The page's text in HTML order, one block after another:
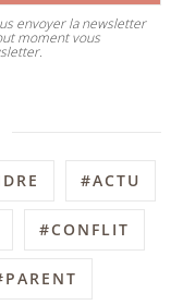
envoyer la newsletter
moment vous
#ACTU
#CONFLIT